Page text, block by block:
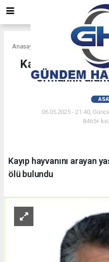
Anasayfa
Kayıp
ormanlık
06.05.2025 - 21:40,
8465+
Kayıp hayvanını arayan
ölü bulundu